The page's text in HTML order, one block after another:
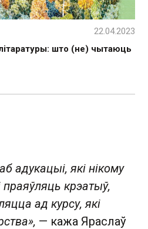
што (не) чытаюць
22.04.2023
адукацыі, які нікому
крэатыў,
ад курсу, які
— кажа Яраслаў